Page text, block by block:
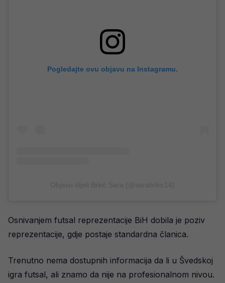
Pogledajte ovu objavu na Instagramu.
Osnivanjem futsal reprezentacije BiH dobila je poziv
reprezentacije, gdje postaje standardna članica.
Trenutno nema dostupnih informacija da li u Švedskoj
igra futsal, ali znamo da nije na profesionalnom nivou.